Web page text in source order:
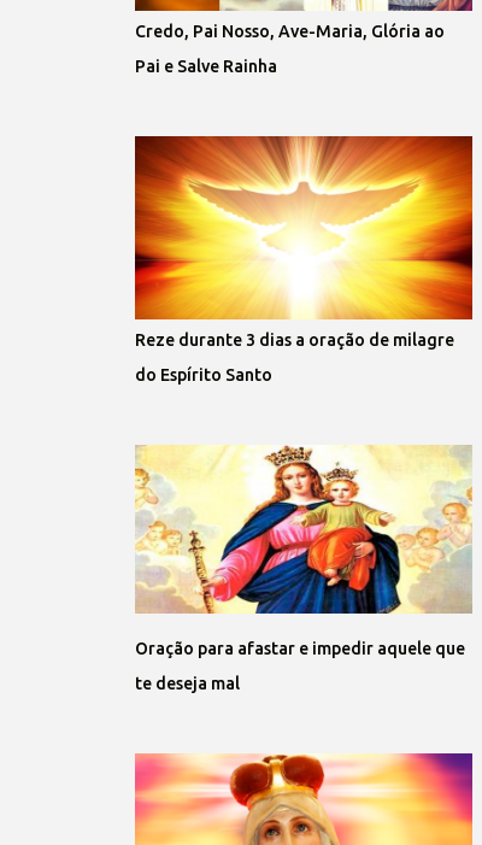
Credo, Pai Nosso, Ave-Maria, Glória ao
Pai e Salve Rainha
Reze durante 3 dias a oração de milagre
do Espírito Santo
Oração para afastar e impedir aquele que
te deseja mal